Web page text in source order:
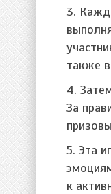
3.
также
4.
За
5. Эта
к